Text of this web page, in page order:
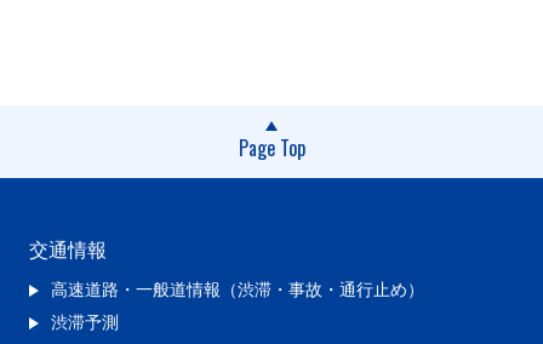
Page Top
交通情報
高速道路・一般道情報（渋滞・事故・通行止め）
渋滞予測